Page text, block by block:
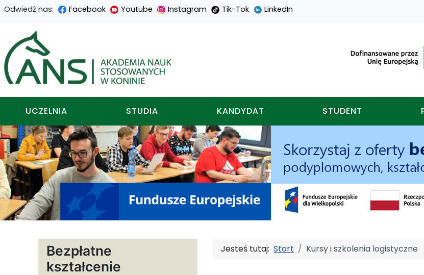
Przejdź
do
treści
głównej
Przejdź
do
menu
nawigacyjnego
Przejdź
do
wyszukiwarki
Przejdź
do
mapy
strony
Odwiedź nas: Facebook Youtube Instagram Tik-Tok LinkedIn
Akademia nauk stosowanych w koninie
UCZELNIA STUDIA KANDYDAT STUDENT
Bezpłatne
kształcenie
Jesteś tutaj:Start Kursy i szkolenia logistyczne